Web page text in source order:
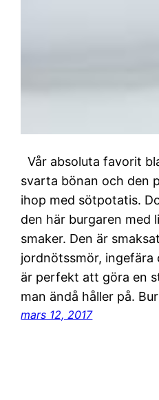
Vår absoluta favorit
svarta bönan och den
ihop med sötpotatis.
den här burgaren med
smaker. Den är
jordnötssmör, ingefära
är perfekt att göra en
man ändå håller på.
mars 12, 2017